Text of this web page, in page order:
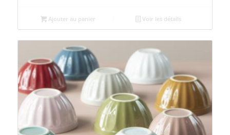
Ajouter au panier Voir les détails